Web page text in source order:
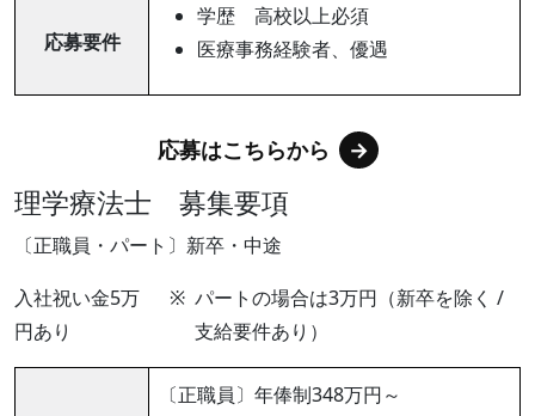
応募要件
学歴 高校以上必須
医療事務経験者、優遇
応募はこちらから
理学療法士 募集要項
〔正職員・パート〕新卒・中途
入社祝い金5万
円あり
パートの場合は3万円（新卒を除く /
支給要件あり）
〔正職員〕年俸制348万円～